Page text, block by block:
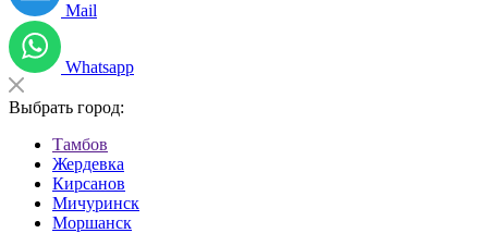
Mail
Whatsapp
Выбрать город:
Тамбов
Жердевка
Кирсанов
Мичуринск
Моршанск